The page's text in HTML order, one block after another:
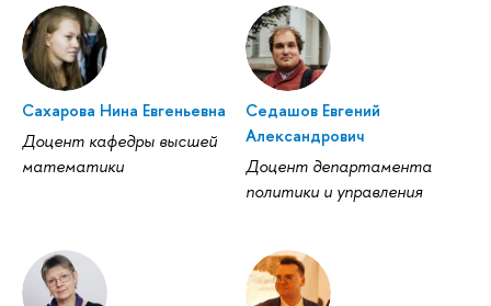
Сахарова Нина Евгеньевна
Доцент кафедры высшей
математики
Седашов Евгений
Александрович
Доцент департамента
политики и управления